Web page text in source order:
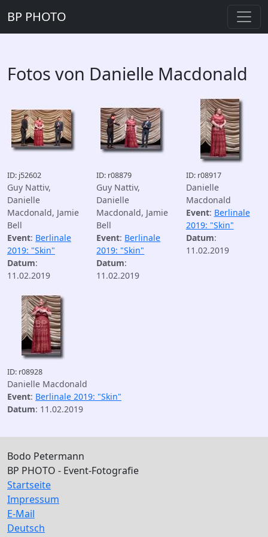
BP PHOTO
Fotos von Danielle Macdonald
ID: j52602
Guy Nattiv,
Danielle
Macdonald, Jamie
Bell
Event: Berlinale
2019: "Skin"
Datum:
11.02.2019
ID: r08879
Guy Nattiv,
Danielle
Macdonald, Jamie
Bell
Event: Berlinale
2019: "Skin"
Datum:
11.02.2019
ID: r08917
Danielle
Macdonald
Event: Berlinale
2019: "Skin"
Datum:
11.02.2019
ID: r08928
Danielle Macdonald
Event: Berlinale 2019: "Skin"
Datum: 11.02.2019
Bodo Petermann
BP PHOTO - Event-Fotografie
Startseite
Impressum
E-Mail
Deutsch